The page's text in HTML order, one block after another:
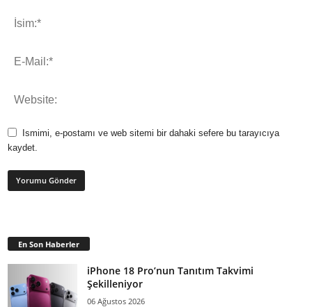
Ismimi, e-postamı ve web sitemi bir dahaki sefere bu tarayıcıya
kaydet.
En Son Haberler
iPhone 18 Pro’nun Tanıtım Takvimi
Şekilleniyor
06 Ağustos 2026